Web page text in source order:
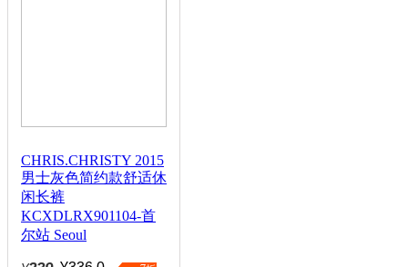
CHRIS.CHRISTY 2015
男士灰色简约款舒适休
闲长裤
KCXDLRX901104-首
尔站 Seoul